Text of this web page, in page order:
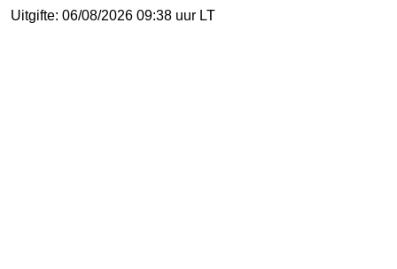
Uitgifte: 06/08/2026 09:38 uur LT